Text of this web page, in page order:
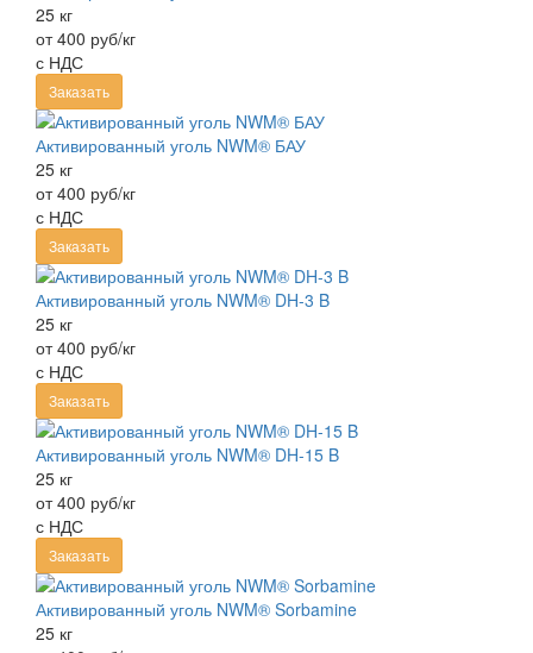
25 кг
от 400 руб/кг
с НДС
Заказать
Активированный уголь NWM® БАУ
25 кг
от 400 руб/кг
с НДС
Заказать
Активированный уголь NWM® DH-3 B
25 кг
от 400 руб/кг
с НДС
Заказать
Активированный уголь NWM® DH-15 B
25 кг
от 400 руб/кг
с НДС
Заказать
Активированный уголь NWM® Sorbamine
25 кг